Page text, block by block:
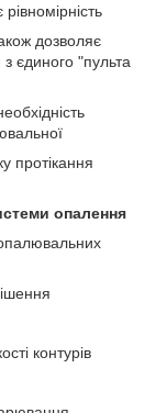
дозволяє
єдиного "пульта
протікання
опалення
контурів